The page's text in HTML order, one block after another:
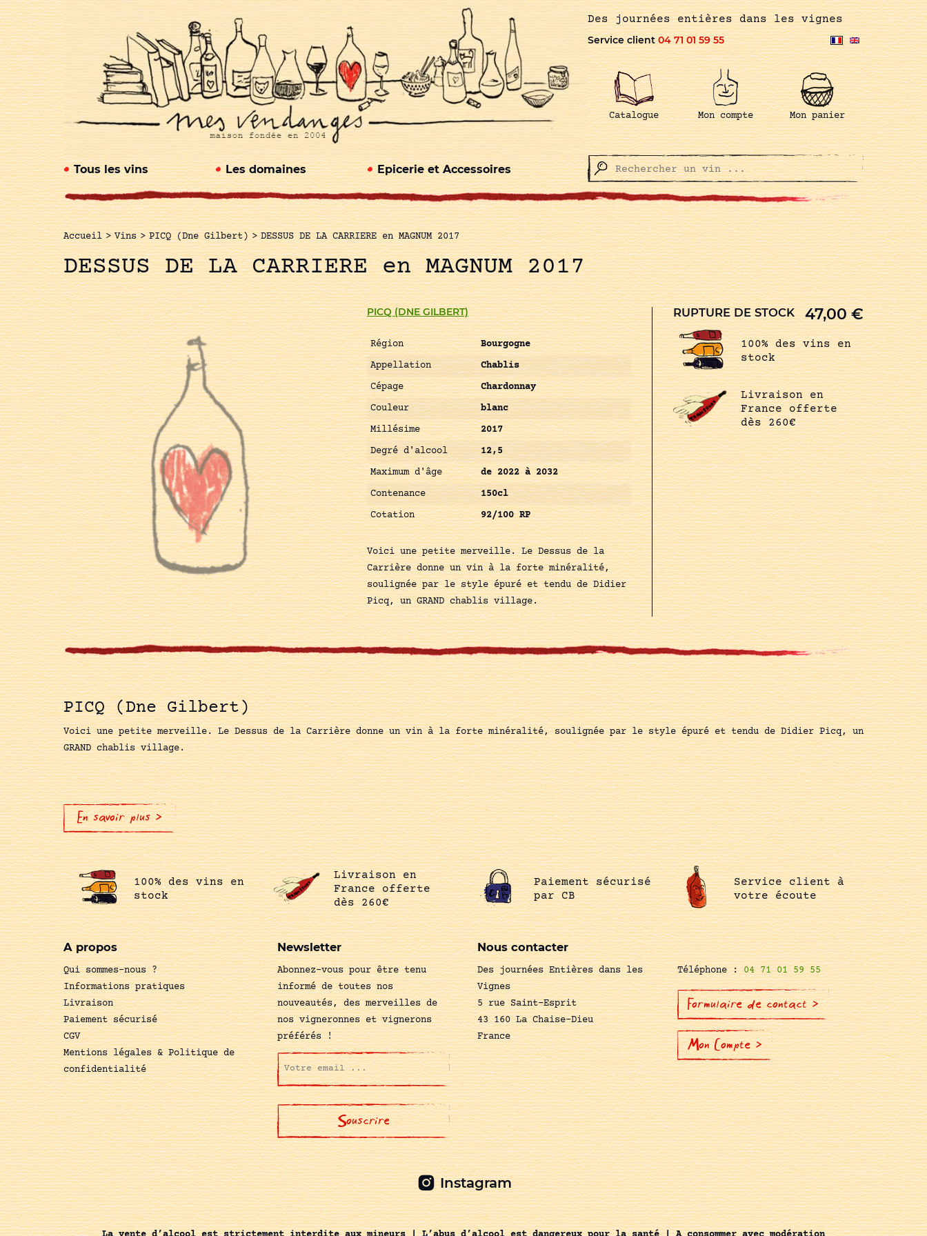
Des journées entières dans les vignes
Service client04 71 01 59 55
Catalogue Mon compte Mon panier
Tous les vins Les domaines Epicerie et Accessoires
Accueil > Vins > PICQ (Dne Gilbert) > DESSUS DE LA CARRIERE en MAGNUM 2017
DESSUS DE LA CARRIERE en MAGNUM 2017
PICQ (DNE GILBERT)
Région
Bourgogne
Appellation
Chablis
Cépage
Chardonnay
Couleur
blanc
Millésime
2017
Degré d'alcool
12,5
Maximum d'âge
de 2022 à 2032
Contenance
150cl
Cotation
92/100 RP
Voici une petite merveille. Le Dessus de la
Carrière donne un vin à la forte minéralité,
soulignée par le style épuré et tendu de Didier
Picq, un GRAND chablis village.
RUPTURE DE STOCK 47,00€
100% des vins en
stock
Livraison en
France offerte
dès 260€
PICQ (Dne Gilbert)
Voici une petite merveille. Le Dessus de la Carrière donne un vin à la forte minéralité, soulignée par le style épuré et tendu de Didier Picq, un
GRAND chablis village.
En savoir plus >
100% des vins en
stock
Livraison en
France offerte
dès 260€
Paiement sécurisé
par CB
Service client à
votre écoute
A propos
Qui sommes-nous ?
Informations pratiques
Livraison
Paiement sécurisé
CGV
Mentions légales & Politique de
confidentialité
Newsletter
Abonnez-vous pour être tenu
informé de toutes nos
nouveautés, des merveilles de
nos vigneronnes et vignerons
préférés !
Nous contacter
Des journées Entières dans les
Vignes
5 rue Saint-Esprit
43 160 La Chaise-Dieu
France
Téléphone :04 71 01 59 55
Formulaire de contact >
Mon Compte >
Instagram